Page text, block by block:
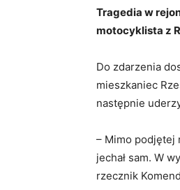
Tragedia w
motocyklista z
Do zdarzenia
mieszkaniec
następnie
– Mimo podjętej
jechał sam. W
rzecznik